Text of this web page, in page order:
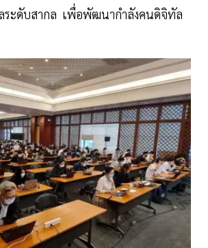
ระดับสากล เพื่อพัฒนากำลังคนดิจิทัล